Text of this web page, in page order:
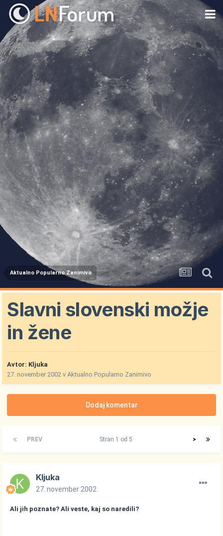
Aktualno Popularno Zanimivo
Slavni slovenski možje
in žene
Avtor: Kljuka
27. november 2002 vAktualno Popularno Zanimivo
Dodaj komentar
PREV >
Stran 1 od 5
Kljuka
27. november 2002
Ali jih poznate? Ali veste, kaj so naredili?